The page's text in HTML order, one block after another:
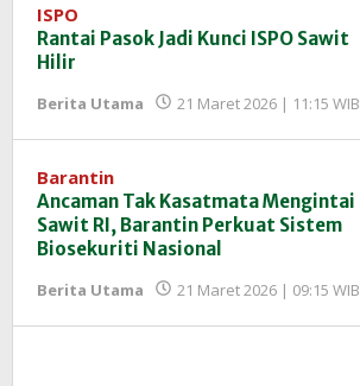
ISPO
Rantai Pasok Jadi Kunci ISPO Sawit
Hilir
Berita Utama 21 Maret 2026 | 11:15 WIB
Barantin
Ancaman Tak Kasatmata Mengintai
Sawit RI, Barantin Perkuat Sistem
Biosekuriti Nasional
Berita Utama 21 Maret 2026 | 09:15 WIB